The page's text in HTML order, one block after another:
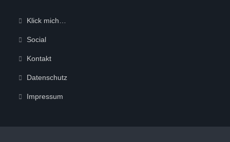
Klick mich…
Social
Kontakt
Datenschutz
Impressum